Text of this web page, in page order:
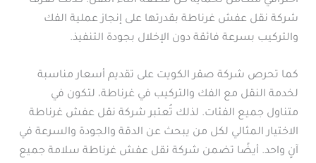
شركة نقل عفش غرناطة بقدرتها على إنجاز عملية الفك
والتركيب بسرعة فائقة دون الإخلال بجودة التنفيذ.
كما تحرص شركة صقر الكويت على تقديم أسعار مناسبة
لخدمة النقل مع الفك والتركيب في غرناطة، لتكون في
متناول جميع الفئات. لذلك تُعتبر شركة نقل عفش غرناطة
الاختيار المثالي لكل من يبحث عن الدقة والجودة والسرعة في
آنٍ واحد. أيضًا تضمن شركة نقل عفش غرناطة سلامة جميع